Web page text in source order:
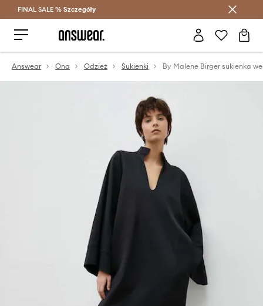
Oszczędzaj z Answear Club >
FINAL SALE % Szczegóły
Answear Ona Odzież Sukienki